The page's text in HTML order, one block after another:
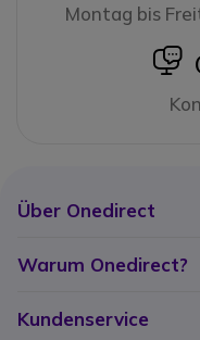
Montag bis
Über Onedirect
Warum Onedirect?
Kundenservice